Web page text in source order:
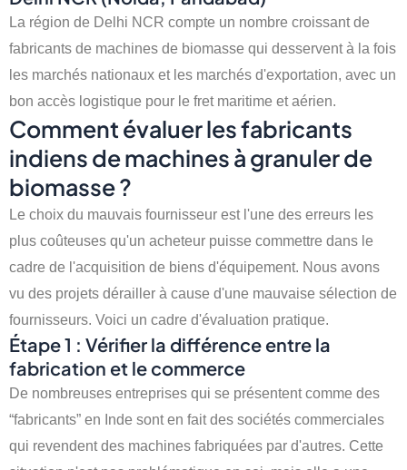
La région de Delhi NCR compte un nombre croissant de
fabricants de machines de biomasse qui desservent à la fois
les marchés nationaux et les marchés d'exportation, avec un
bon accès logistique pour le fret maritime et aérien.
Comment évaluer les fabricants
indiens de machines à granuler de
biomasse ?
Le choix du mauvais fournisseur est l'une des erreurs les
plus coûteuses qu'un acheteur puisse commettre dans le
cadre de l'acquisition de biens d'équipement. Nous avons
vu des projets dérailler à cause d'une mauvaise sélection de
fournisseurs. Voici un cadre d'évaluation pratique.
Étape 1 : Vérifier la différence entre la
fabrication et le commerce
De nombreuses entreprises qui se présentent comme des
“fabricants” en Inde sont en fait des sociétés commerciales
qui revendent des machines fabriquées par d'autres. Cette